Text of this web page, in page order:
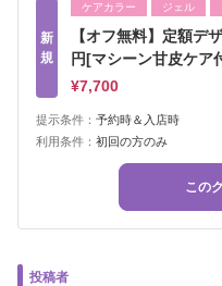
新
規
ケアカラー ジェル
【オフ無料】定額
円[マシーン甘皮ケア
¥7,700
提示条件： 予約時＆入店時
利用条件： 初回の方のみ
この
投稿者